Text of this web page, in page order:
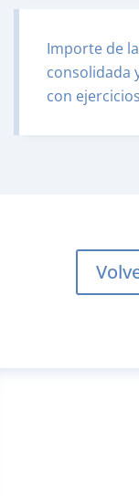
Importe de
consolidada
con